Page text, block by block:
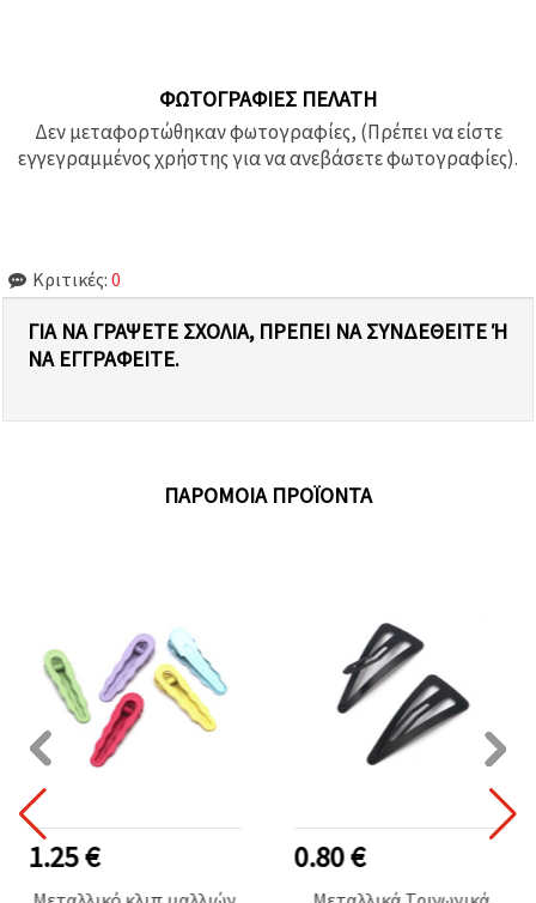
ΦΩΤΟΓΡΑΦΊΕΣ ΠΕΛΆΤΗ
Δεν μεταφορτώθηκαν φωτογραφίες, (Πρέπει να είστε
εγγεγραμμένος χρήστης για να ανεβάσετε φωτογραφίες).
Κριτικές: 0
ΓΙΑ ΝΑ ΓΡΆΨΕΤΕ ΣΧΌΛΙΑ, ΠΡΈΠΕΙ ΝΑ ΣΥΝΔΕΘΕΊΤΕ Ή Ν
Α ΕΓΓΡΑΦΕΊΤΕ.
ΠΑΡΌΜΟΙΑ ΠΡΟΪΌΝΤΑ
1.25 € 0.80 €